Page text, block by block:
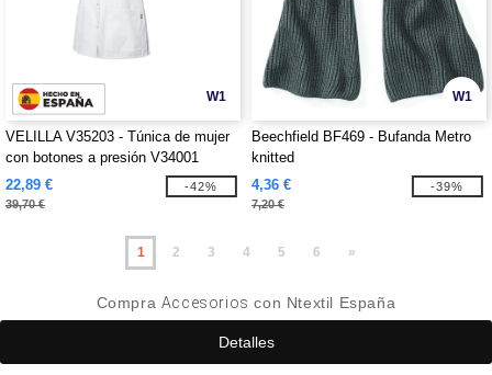
W1
VELILLA V35203 - Túnica de mujer
con botones a presión V34001
22,89 €
39,70 €
-42%
W1
Beechfield BF469 - Bufanda Metro
knitted
4,36 €
7,20 €
-39%
1 2 3 4 5 6 »
Compra Accesorios con Ntextil España
Detalles